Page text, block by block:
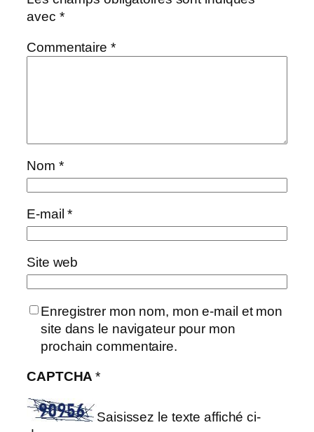
avec *
Commentaire *
Nom *
E-mail*
Site web
Enregistrer mon nom, mon e-mail et mon
site dans le navigateur pour mon
prochain commentaire.
CAPTCHA*
Saisissez le texte affiché ci-